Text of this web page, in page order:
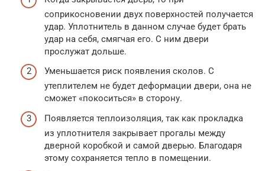
соприкосновении двух поверхностей получается
удар. Уплотнитель в данном случае будет брать
удар на себя, смягчая его. С ним двери
прослужат дольше.
Уменьшается риск появления сколов. С
утеплителем не будет деформации двери, она не
сможет «покоситься» в сторону.
Появляется теплоизоляция, так как прокладка
из уплотнителя закрывает прогалы между
дверной коробкой и самой дверью. Благодаря
этому сохраняется тепло в помещении.